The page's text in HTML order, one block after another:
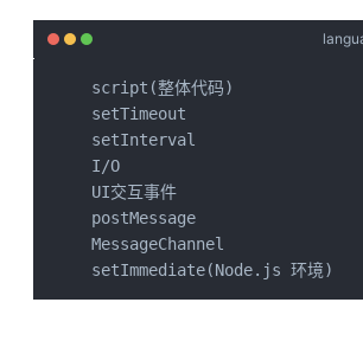
script(整体代码)
setTimeout
setInterval
I/O
UI交互事件
postMessage
MessageChannel
setImmediate(Node.js 环境)